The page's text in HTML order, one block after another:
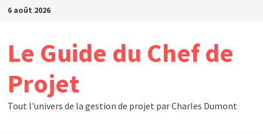
Passer
6 août 2026
Le Guide du Chef de
Projet
Tout l'univers de la gestion de projet par Charles Dumont